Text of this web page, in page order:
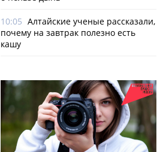
10:05 Алтайские ученые рассказали,
почему на завтрак полезно есть
кашу